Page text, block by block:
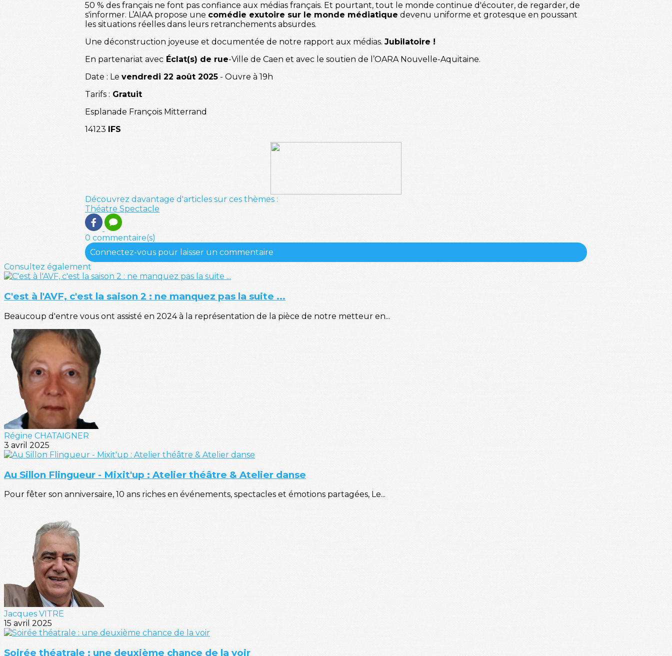
50 % des français ne font pas confiance aux médias français. Et pourtant, tout le monde continue d'écouter, de regarder, de
s'informer. L’AIAA propose une comédie exutoire sur le monde médiatique devenu uniforme et grotesque en poussant
les situations réelles dans leurs retranchements absurdes.
Une déconstruction joyeuse et documentée de notre rapport aux médias. Jubilatoire !
En partenariat avec Éclat(s) de rue-Ville de Caen et avec le soutien de l’OARA Nouvelle-Aquitaine.
Date : Le vendredi 22 août 2025 - Ouvre à 19h
Tarifs : Gratuit
Esplanade François Mitterrand
14123
IFS
Découvrez davantage d'articles sur ces thèmes :
Théatre Spectacle
0 commentaire(s)
Connectez-vous pour laisser un commentaire
Consultez également
C'est à l'AVF, c'est la saison 2 : ne manquez pas la suite ...
Beaucoup d'entre vous ont assisté en 2024 à la représentation de la pièce de notre metteur en...
Régine CHATAIGNER
3 avril 2025
Au Sillon Flingueur - Mixit'up : Atelier théâtre & Atelier danse
Pour fêter son anniversaire, 10 ans riches en événements, spectacles et émotions partagées, Le...
Jacques VITRE
15 avril 2025
Soirée théatrale : une deuxième chance de la voir